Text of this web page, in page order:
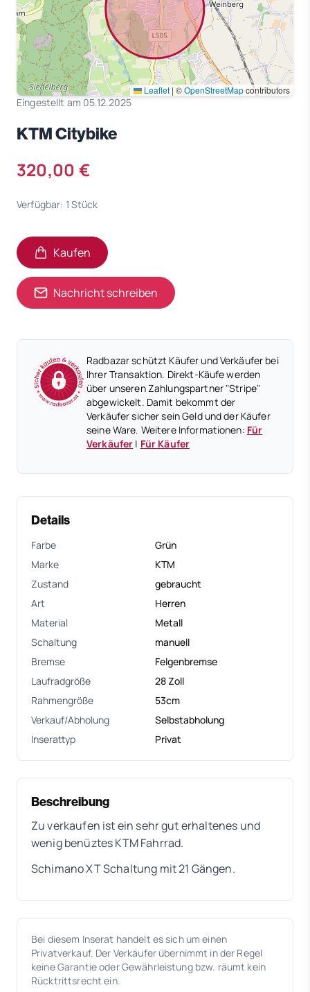
Leaflet | ©OpenStreetMapcontributors
Eingestellt am 05.12.2025
KTM Citybike
320,00 €
Verfügbar: 1 Stück
Kaufen
Nachricht schreiben
Radbazar schützt Käufer und Verkäufer bei
Ihrer Transaktion. Direkt-Käufe werden
über unseren Zahlungspartner "Stripe"
abgewickelt. Damit bekommt der
Verkäufer sicher sein Geld und der Käufer
seine Ware. Weitere Informationen: Für
Verkäufer | Für Käufer
Details
Farbe
Grün
Marke
KTM
Zustand
gebraucht
Art
Herren
Material
Metall
Schaltung
manuell
Bremse
Felgenbremse
Laufradgröße
28 Zoll
Rahmengröße
53cm
Verkauf/Abholung
Selbstabholung
Inserattyp
Privat
Beschreibung
Zu verkaufen ist ein sehr gut erhaltenes und
wenig benüztes KTM Fahrrad.
Schimano XT Schaltung mit 21 Gängen.
Bei diesem Inserat handelt es sich um einen
Privatverkauf. Der Verkäufer übernimmt in der Regel
keine Garantie oder Gewährleistung bzw. räumt kein
Rücktrittsrecht ein.